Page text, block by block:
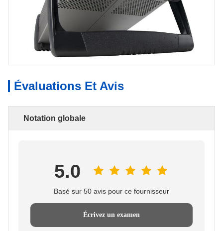
Évaluations Et Avis
Notation globale
5.0
Basé sur 50 avis pour ce fournisseur
Écrivez un examen